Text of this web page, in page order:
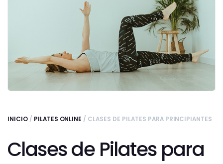
INICIO/ PILATES ONLINE / CLASES DE PILATES PARA PRINCIPIANTES
Clases de Pilates para